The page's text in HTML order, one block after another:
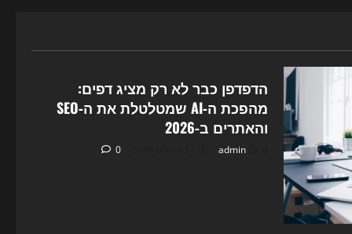
הדפדפן כבר לא רק מציג דפים:
מהפכת ה‑AI שמטלטלת את ה‑SEO
והאתרים ב‑2026
admin
0